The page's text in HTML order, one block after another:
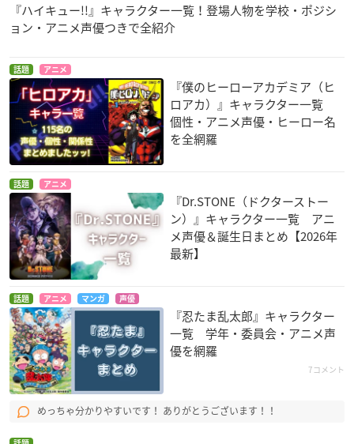
『ハイキュー!!』キャラクター一覧！登場人物を学校・ポジシ
ョン・アニメ声優つきで全紹介
話題 アニメ
『僕のヒーローアカデミア（ヒ
ロアカ）』キャラクター一覧
個性・アニメ声優・ヒーロー名
を全網羅
話題 アニメ
『Dr.STONE（ドクターストー
ン）』キャラクター一覧 アニ
メ声優＆誕生日まとめ【2026年
最新】
話題 アニメ マンガ 声優
『忍たま乱太郎』キャラクター
一覧 学年・委員会・アニメ声
優を網羅
7コメント
めっちゃ分かりやすいです！ ありがとうございます！！